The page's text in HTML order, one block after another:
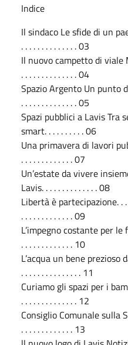
Indice
Il sindaco Le sfide di un
. . . . . . . . . . . . . . 03
Il nuovo campetto di viale
. . . . . . . . . . . . . . 04
Spazio Argento Un punto
. . . . . . . . . . . . . . 05
Spazi pubblici a Lavis Tra
smart. . . . . . . . . . 06
Una primavera di lavori
. . . . . . . . . . . . . 07
Un’estate da vivere
Lavis. . . . . . . . . . . . . . 08
Libertà è partecipazione. . . .
. . . . . . . . . . . . . 09
L’impegno costante per le
. . . . . . . . . . . . . 10
L’acqua un bene prezioso
. . . . . . . . . . . . . . . 11
Curiamo gli spazi per i
. . . . . . . . . . . . . . 12
Consiglio Comunale sulla
. . . . . . . . . . . . . 13